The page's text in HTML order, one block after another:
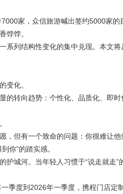
家，众信旅游喊出签约5000家的
饽饽。
列结构性变化的集中兑现。本文将
化。
转向趋势：个性化、品质化、即时
但有一个致命的问题：你很难让他
你”的踏实感。
城河。当年轻人习惯于“说走就走”
度到2026年一季度，携程门店定制